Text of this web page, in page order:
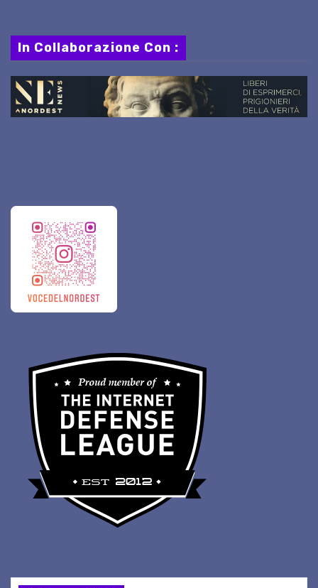
In Collaborazione Con :